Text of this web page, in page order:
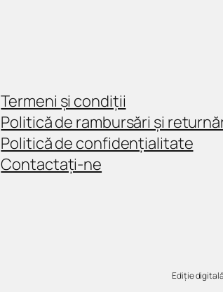
Termeni și condiții
Politică de rambursări și
Politică de confidențialitate
Contactați-ne
Ediție